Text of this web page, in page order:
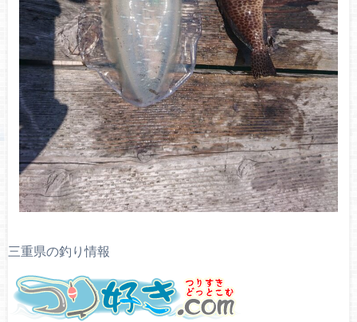
三重県の釣り情報